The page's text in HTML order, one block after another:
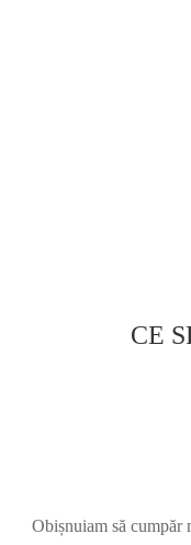
CE
Obișnuiam să cumpăr